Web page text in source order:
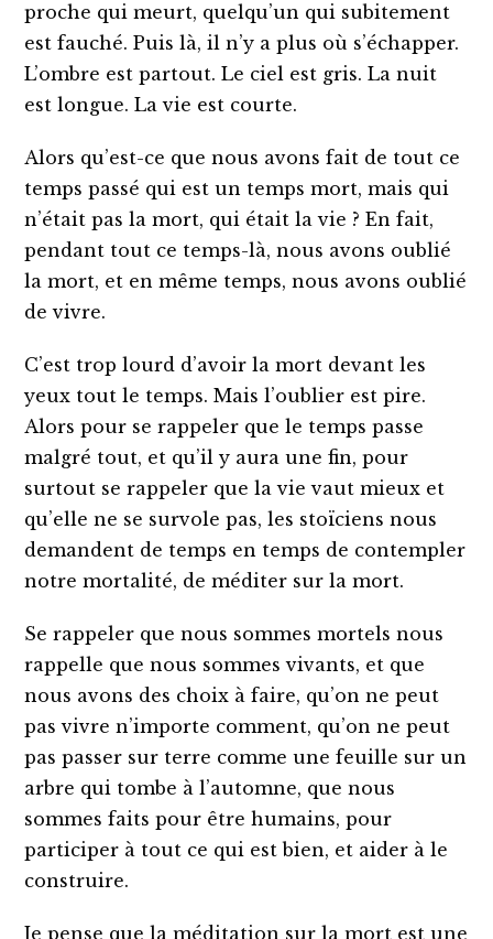
proche qui meurt, quelqu’un qui subitement
est fauché. Puis là, il n’y a plus où s’échapper.
L’ombre est partout. Le ciel est gris. La nuit
est longue. La vie est courte.
Alors qu’est-ce que nous avons fait de tout ce
temps passé qui est un temps mort, mais qui
n’était pas la mort, qui était la vie ? En fait,
pendant tout ce temps-là, nous avons oublié
la mort, et en même temps, nous avons oublié
de vivre.
C’est trop lourd d’avoir la mort devant les
yeux tout le temps. Mais l’oublier est pire.
Alors pour se rappeler que le temps passe
malgré tout, et qu’il y aura une fin, pour
surtout se rappeler que la vie vaut mieux et
qu’elle ne se survole pas, les stoïciens nous
demandent de temps en temps de contempler
notre mortalité, de méditer sur la mort.
Se rappeler que nous sommes mortels nous
rappelle que nous sommes vivants, et que
nous avons des choix à faire, qu’on ne peut
pas vivre n’importe comment, qu’on ne peut
pas passer sur terre comme une feuille sur un
arbre qui tombe à l’automne, que nous
sommes faits pour être humains, pour
participer à tout ce qui est bien, et aider à le
construire.
Je pense que la méditation sur la mort est une